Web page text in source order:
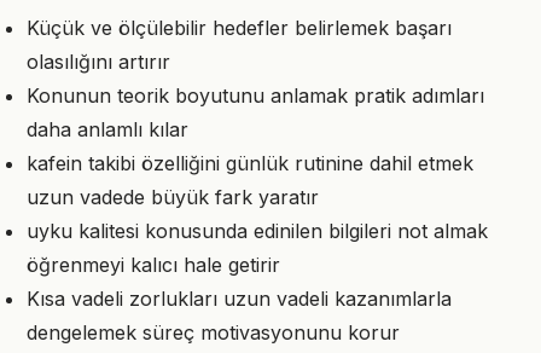
Küçük ve ölçülebilir hedefler belirlemek başarı
olasılığını artırır
Konunun teorik boyutunu anlamak pratik adımları
daha anlamlı kılar
kafein takibi özelliğini günlük rutinine dahil etmek
uzun vadede büyük fark yaratır
uyku kalitesi konusunda edinilen bilgileri not almak
öğrenmeyi kalıcı hale getirir
Kısa vadeli zorlukları uzun vadeli kazanımlarla
dengelemek süreç motivasyonunu korur